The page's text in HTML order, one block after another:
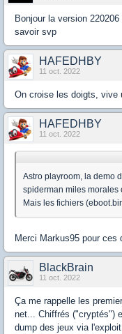
Bonjour la version
savoir svp
HAFEDHBY
11 oct. 2022
On croise les doigts, vive
HAFEDHBY
11 oct. 2022
Astro playroom, la demo
spiderman miles morales
Mais les fichiers
Merci Markus95 pour ces
BlackBrain
11 oct. 2022
Ça me rappelle les
net... Chiffrés ("cryptés")
dump des jeux via